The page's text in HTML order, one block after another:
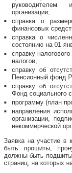
руководителем
организации;
справка о
финансовых
справка о
состоянию на 01
справку
налогов;
справку об
Пенсионный фонд
справку об
Фонд социального
программу (план
направления
организации,
некоммерческой
Заявка на участие в
быть прошиты,
должны быть подшиты
страниц, на которых